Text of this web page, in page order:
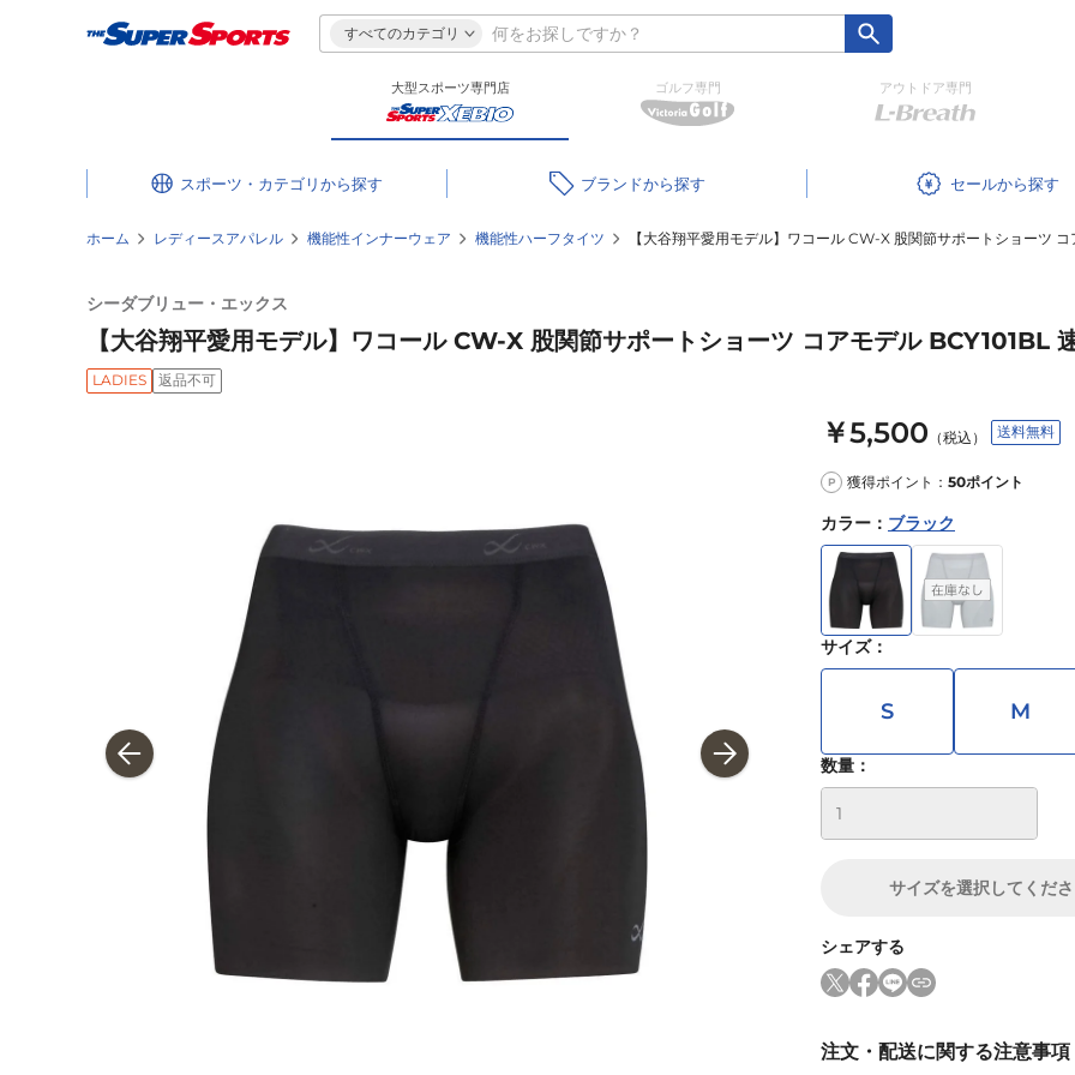
すべてのカテゴリ
大型スポーツ専門店 ゴルフ専門 アウトドア専門
スポーツ・カテゴリ ブランド セール
ホーム レディースアパレル 機能性インナーウェア 機能性ハーフタイツ 【大谷翔平愛用モデル】ワコール CW-X 股関節サポートショーツ
シーダブリュー・エックス
【大谷翔平愛用モデル】ワコール CW-X 股関節サポートショーツ コアモデル BCY101BL
LADIES 返品不可
￥5,500 （税込） 送料無料
P 獲得ポイント： 50ポイント
カラー ： ブラック
サイズ：
S M
数量：
サイズを選択してくだ
シェアする
注文・配送に関する注意事項